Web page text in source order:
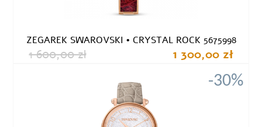
ZEGAREK SWAROVSKI • CRYSTAL ROCK 5675998
1 600,00 zł 1 300,00 zł
-30%